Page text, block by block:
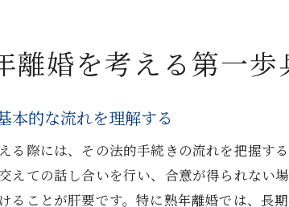
無料相
法的手続きの
信頼でき
弁護士
離婚を考える第一
本的な流れを理解する
る際には、その法的手続きの流れを把握す
えての話し合いを行い、合意が得られない
ることが肝要です。特に熟年離婚では、長